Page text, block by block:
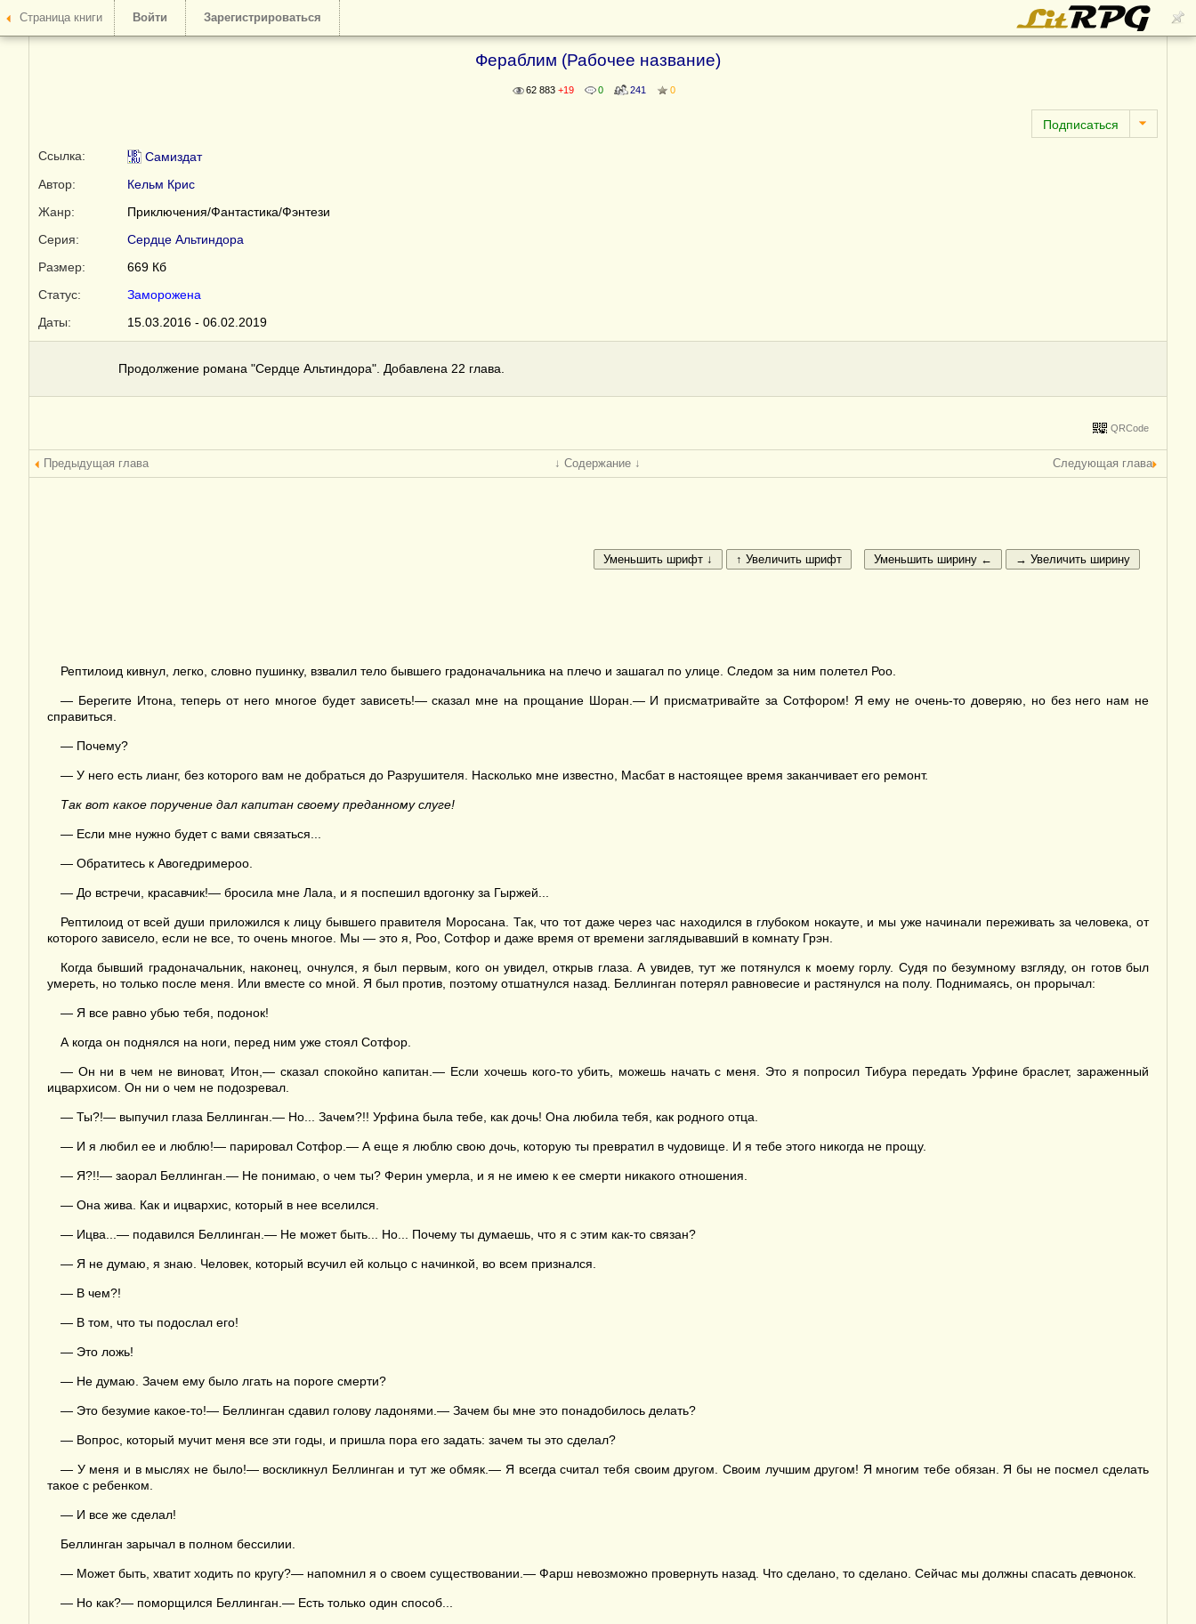
Страница книги Войти Зарегистрироваться
Фераблим (Рабочее название)
62 883 +19 0 241 0
Ссылка:
Самиздат
Автор:
Кельм Крис
Жанр:
Приключения/Фантастика/Фэнтези
Серия:
Сердце Альтиндора
Размер:
669 Кб
Статус:
Заморожена
Даты:
15.03.2016 - 06.02.2019
Продолжение романа "Сердце Альтиндора". Добавлена 22 глава.
QRCode
Предыдущая глава ↓ Содержание ↓ Следующая глава
Рептилоид кивнул, легко, словно пушинку, взвалил тело бывшего градоначальника на плечо и зашагал по улице. Следом за ним полетел Роо.
— Берегите Итона, теперь от него многое будет зависеть!— сказал мне на прощание Шоран.— И присматривайте за Сотфором! Я ему не очень-то доверяю, но без него нам не
справиться.
— Почему?
— У него есть лианг, без которого вам не добраться до Разрушителя. Насколько мне известно, Масбат в настоящее время заканчивает его ремонт.
Так вот какое поручение дал капитан своему преданному слуге!
— Если мне нужно будет с вами связаться...
— Обратитесь к Авогедримероо.
— До встречи, красавчик!— бросила мне Лала, и я поспешил вдогонку за Гыржей...
Рептилоид от всей души приложился к лицу бывшего правителя Моросана. Так, что тот даже через час находился в глубоком нокауте, и мы уже начинали переживать за человека, от
которого зависело, если не все, то очень многое. Мы — это я, Роо, Сотфор и даже время от времени заглядывавший в комнату Грэн.
Когда бывший градоначальник, наконец, очнулся, я был первым, кого он увидел, открыв глаза. А увидев, тут же потянулся к моему горлу. Судя по безумному взгляду, он готов был
умереть, но только после меня. Или вместе со мной. Я был против, поэтому отшатнулся назад. Беллинган потерял равновесие и растянулся на полу. Поднимаясь, он прорычал:
— Я все равно убью тебя, подонок!
А когда он поднялся на ноги, перед ним уже стоял Сотфор.
— Он ни в чем не виноват, Итон,— сказал спокойно капитан.— Если хочешь кого-то убить, можешь начать с меня. Это я попросил Тибура передать Урфине браслет, зараженный
ицвархисом. Он ни о чем не подозревал.
— Ты?!— выпучил глаза Беллинган.— Но... Зачем?!! Урфина была тебе, как дочь! Она любила тебя, как родного отца.
— И я любил ее и люблю!— парировал Сотфор.— А еще я люблю свою дочь, которую ты превратил в чудовище. И я тебе этого никогда не прощу.
— Я?!!— заорал Беллинган.— Не понимаю, о чем ты? Ферин умерла, и я не имею к ее смерти никакого отношения.
— Она жива. Как и ицвархис, который в нее вселился.
— Ицва...— подавился Беллинган.— Не может быть... Но... Почему ты думаешь, что я с этим как-то связан?
— Я не думаю, я знаю. Человек, который всучил ей кольцо с начинкой, во всем признался.
— В чем?!
— В том, что ты подослал его!
— Это ложь!
— Не думаю. Зачем ему было лгать на пороге смерти?
— Это безумие какое-то!— Беллинган сдавил голову ладонями.— Зачем бы мне это понадобилось делать?
— Вопрос, который мучит меня все эти годы, и пришла пора его задать: зачем ты это сделал?
— У меня и в мыслях не было!— воскликнул Беллинган и тут же обмяк.— Я всегда считал тебя своим другом. Своим лучшим другом! Я многим тебе обязан. Я бы не посмел сделать
такое с ребенком.
— И все же сделал!
Беллинган зарычал в полном бессилии.
— Может быть, хватит ходить по кругу?— напомнил я о своем существовании.— Фарш невозможно провернуть назад. Что сделано, то сделано. Сейчас мы должны спасать девчонок.
— Но как?— поморщился Беллинган.— Есть только один способ...